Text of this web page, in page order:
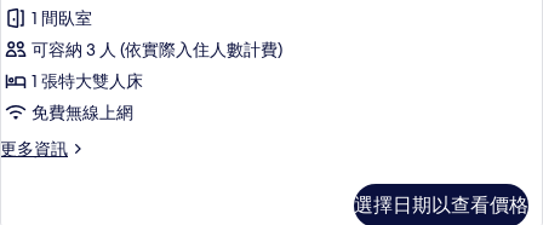
片
的
詳
情
間
臥
室,
海
1 間臥室
可容納 3 人 (依實際入住人數計費)
1 張特大雙人床
免費無線上網
更多資訊
更
選擇日期以查看價格